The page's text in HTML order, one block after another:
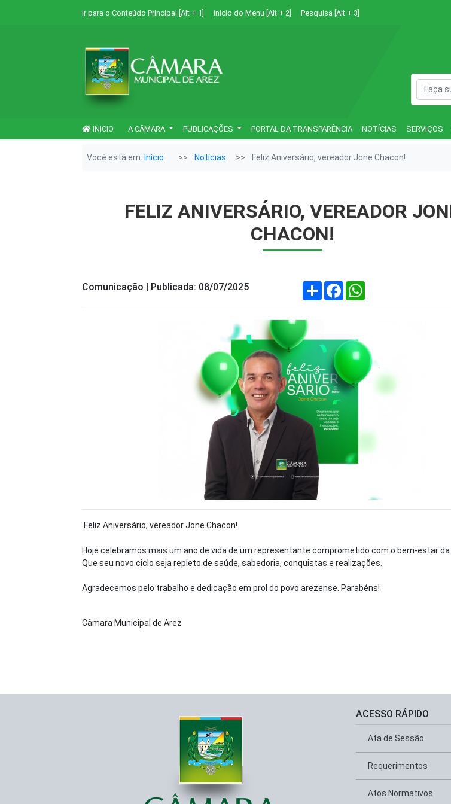
Ir para o Conteúdo Principal [Alt + 1] Início do Menu [Alt + 2] Pesquisa [Alt + 3]
INICIO A CÂMARA PUBLICAÇÕES PORTAL DA TRANSPARÊNCIA NOTÍCIAS SERVIÇOS
Você está em: Início Notícias Feliz Aniversário, vereador Jone Chacon!
FELIZ ANIVERSÁRIO, VEREADOR
CHACON!
Comunicação | Publicada: 08/07/2025 Compartilhar
FacebookWhatsApp
Feliz Aniversário, vereador Jone Chacon!
Hoje celebramos mais um ano de vida de um representante comprometido com o bem-estar da
Que seu novo ciclo seja repleto de saúde, sabedoria, conquistas e realizações.
Agradecemos pelo trabalho e dedicação em prol do povo arezense. Parabéns!
Câmara Municipal de Arez
ACESSO RÁPIDO
Ata de Sessão
Requerimentos
Atos Normativos